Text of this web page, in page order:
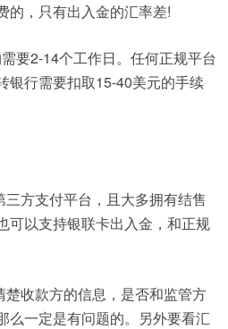
的，只有出入金的汇率差!
要2-14个工作日。任何正规平台
银行需要扣取15-40美元的手续
方支付平台，且大多拥有结售
可以支持银联卡出入金，和正规
收款方的信息，是否和监管方
么一定是有问题的。另外要看汇